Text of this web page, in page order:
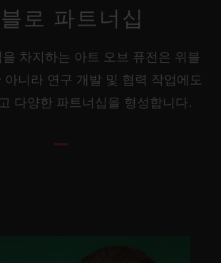
로 파트너십
차지하는 아트 오브 퓨전은 위블
아니라 연구 개발 및 협력 작업에도
다양한 파트너십을 형성합니다.